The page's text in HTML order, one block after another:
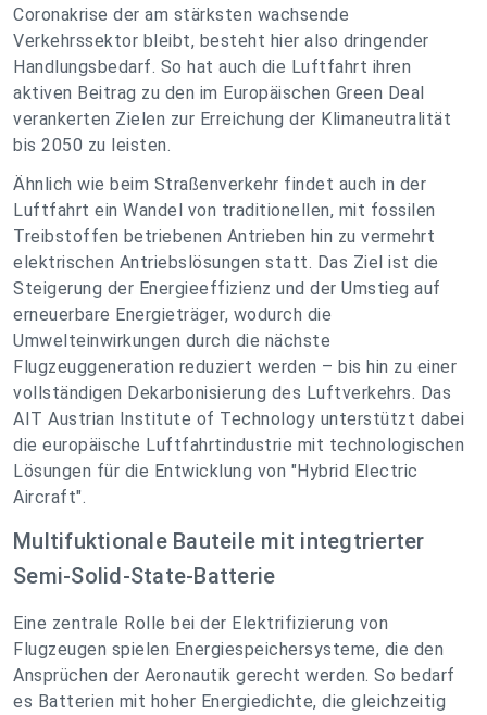
Coronakrise der am stärksten wachsende
Verkehrssektor bleibt, besteht hier also dringender
Handlungsbedarf. So hat auch die Luftfahrt ihren
aktiven Beitrag zu den im Europäischen Green Deal
verankerten Zielen zur Erreichung der Klimaneutralität
bis 2050 zu leisten.
Ähnlich wie beim Straßenverkehr findet auch in der
Luftfahrt ein Wandel von traditionellen, mit fossilen
Treibstoffen betriebenen Antrieben hin zu vermehrt
elektrischen Antriebslösungen statt. Das Ziel ist die
Steigerung der Energieeffizienz und der Umstieg auf
erneuerbare Energieträger, wodurch die
Umwelteinwirkungen durch die nächste
Flugzeuggeneration reduziert werden – bis hin zu einer
vollständigen Dekarbonisierung des Luftverkehrs. Das
AIT Austrian Institute of Technology unterstützt dabei
die europäische Luftfahrtindustrie mit technologischen
Lösungen für die Entwicklung von "Hybrid Electric
Aircraft".
Multifuktionale Bauteile mit integtrierter
Semi-Solid-State-Batterie
Eine zentrale Rolle bei der Elektrifizierung von
Flugzeugen spielen Energiespeichersysteme, die den
Ansprüchen der Aeronautik gerecht werden. So bedarf
es Batterien mit hoher Energiedichte, die gleichzeitig